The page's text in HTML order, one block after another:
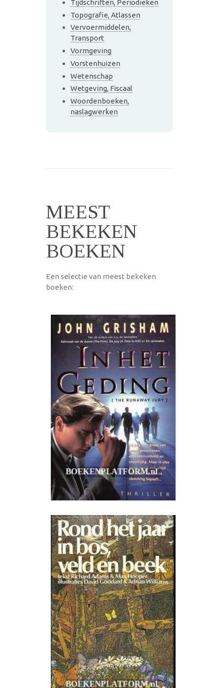
Tijdschriften, Periodieken
Topografie, Atlassen
Vervoermiddelen,
Transport
Vormgeving
Vorstenhuizen
Wetenschap
Wetgeving, Fiscaal
Woordenboeken,
naslagwerken
MEEST
BEKEKEN
BOEKEN
Een selectie van meest bekeken
boeken: